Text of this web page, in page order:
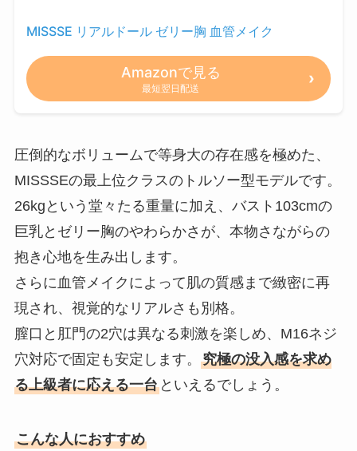
MISSSE リアルドール ゼリー胸 血管メイク
Amazonで見る
最短翌日配送
圧倒的なボリュームで等身大の存在感を極めた、
MISSSEの最上位クラスのトルソー型モデルです。
26kgという堂々たる重量に加え、バスト103cmの
巨乳とゼリー胸のやわらかさが、本物さながらの
抱き心地を生み出します。
さらに血管メイクによって肌の質感まで緻密に再
現され、視覚的なリアルさも別格。
膣口と肛門の2穴は異なる刺激を楽しめ、M16ネジ
穴対応で固定も安定します。 究極の没入感を求め
る上級者に応える一台といえるでしょう。
こんな人におすすめ